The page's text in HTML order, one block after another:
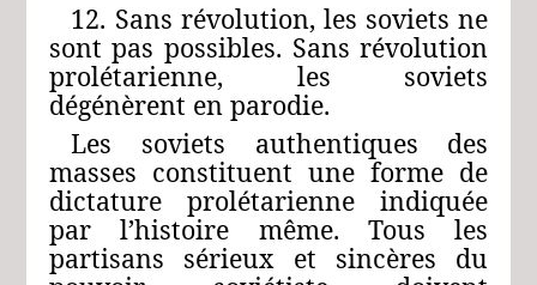
12. Sans révolution, les soviets ne
sont pas possibles. Sans révolution
prolétarienne, les soviets
dégénèrent en parodie.
Les soviets authentiques des
masses constituent une forme de
dictature prolétarienne indiquée
par l’histoire même. Tous les
partisans sérieux et sincères du